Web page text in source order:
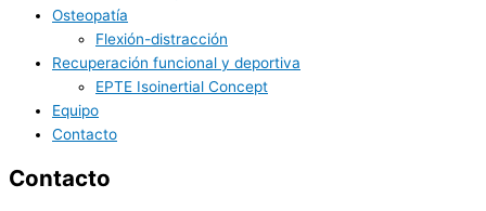
Osteopatía
Flexión-distracción
Recuperación funcional y deportiva
EPTE Isoinertial Concept
Equipo
Contacto
Contacto